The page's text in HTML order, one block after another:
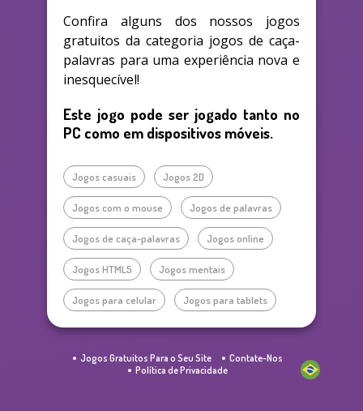
Confira alguns dos nossos jogos
gratuitos da categoria jogos de caça-
palavras para uma experiência nova e
inesquecível!
Este jogo pode ser jogado tanto no
PC como em dispositivos móveis.
Jogos casuais Jogos 2D
Jogos com o mouse Jogos de palavras
Jogos de caça-palavras Jogos online
Jogos HTML5 Jogos mentais
Jogos para celular Jogos para tablets
Jogos Gratuitos Para o Seu Site
Contate-Nos
Política de Privacidade